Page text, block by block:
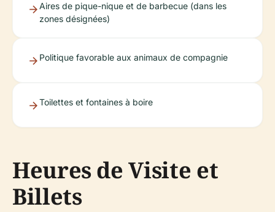
Aires de pique-nique et de barbecue (dans les
zones désignées)
Politique favorable aux animaux de compagnie
Toilettes et fontaines à boire
Heures de Visite et
Billets